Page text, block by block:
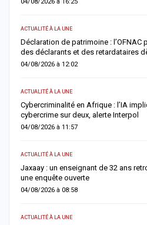
ACTUALITÉ À LA UNE
Déclaration de patrimoine :
des déclarants et des retardataires
04/08/2026 à 12:02
ACTUALITÉ À LA UNE
Cybercriminalité en Afrique : l’IA
cybercrime sur deux, alerte Interpol
04/08/2026 à 11:57
ACTUALITÉ À LA UNE
Jaxaay : un enseignant de 32 ans
une enquête ouverte
04/08/2026 à 08:58
ACTUALITÉ À LA UNE